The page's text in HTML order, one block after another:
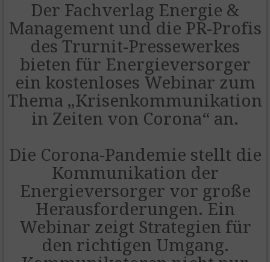
Der Fachverlag Energie &
Management und die PR-Profis
des Trurnit-Pressewerkes
bieten für Energieversorger
ein kostenloses Webinar zum
Thema „Krisenkommunikation
in Zeiten von Corona“ an.
Die Corona-Pandemie stellt die
Kommunikation der
Energieversorger vor große
Herausforderungen. Ein
Webinar zeigt Strategien für
den richtigen Umgang.